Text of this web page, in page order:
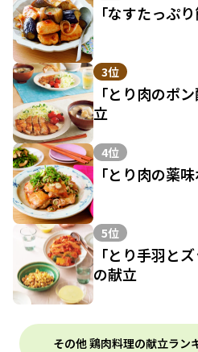
「なすたっぷ
3位
「とり肉のポ
立
4位
「とり肉の薬
5位
「とり手羽と
の献立
その他 鶏肉料理の献立ラン